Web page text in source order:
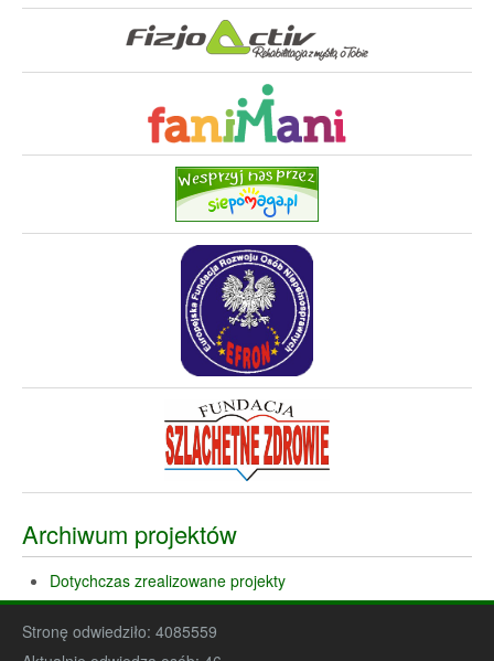
Archiwum projektów
Dotychczas zrealizowane projekty
Stronę odwiedziło: 4085559